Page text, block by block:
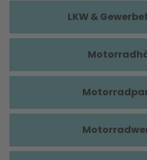
LKW &